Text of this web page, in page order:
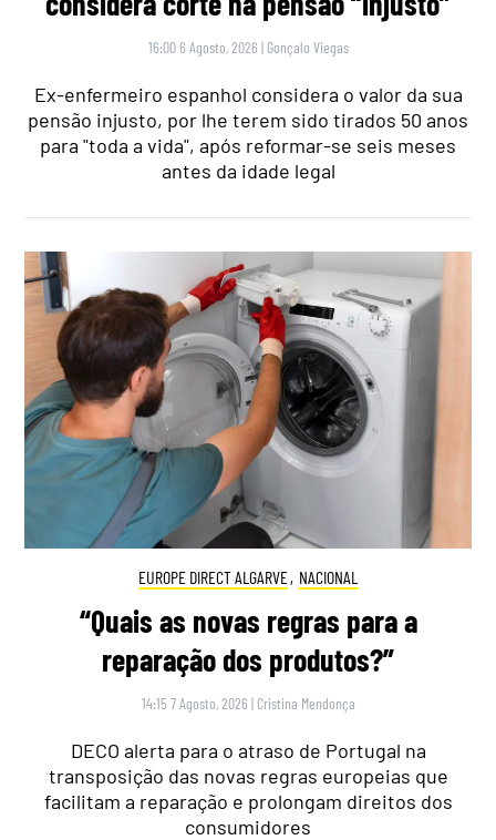
16:00 6 Agosto, 2026 | Gonçalo Viegas
Ex-enfermeiro espanhol considera o valor da sua
pensão injusto, por lhe terem sido tirados 50 anos
para "toda a vida", após reformar-se seis meses
antes da idade legal
EUROPE DIRECT ALGARVE, NACIONAL
“Quais as novas regras para a
reparação dos produtos?”
14:15 7 Agosto, 2026 | Cristina Mendonça
DECO alerta para o atraso de Portugal na
transposição das novas regras europeias que
facilitam a reparação e prolongam direitos dos
consumidores